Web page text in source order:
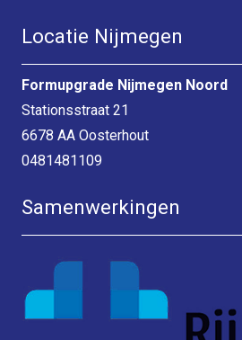
Locatie Nijmegen
Formupgrade Nijmegen Noord
Stationsstraat 21
6678 AA Oosterhout
0481481109
Samenwerkingen